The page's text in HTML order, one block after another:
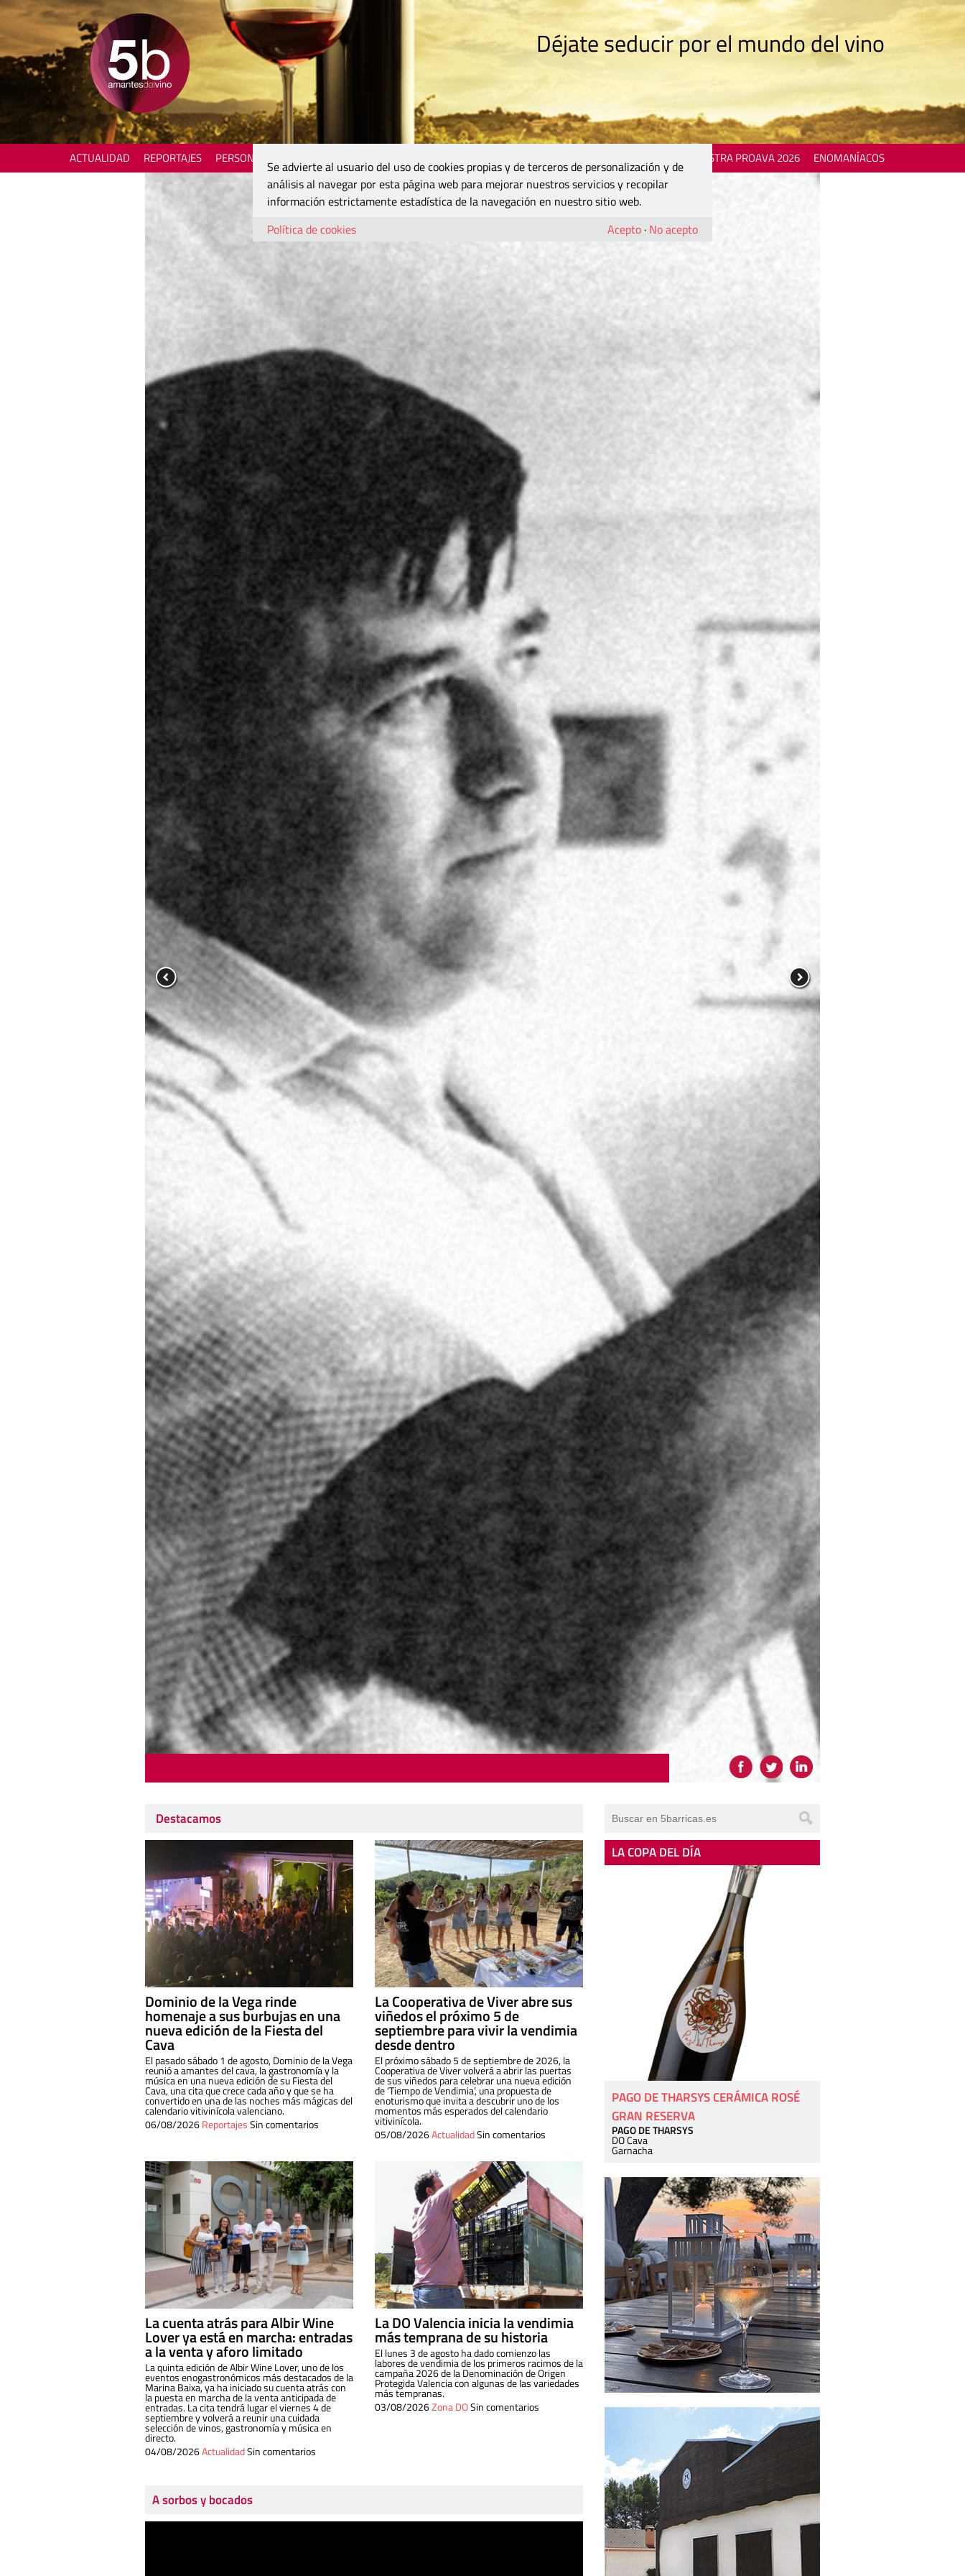
Déjate seducir por el mundo del vino
ACTUALIDAD REPORTAJES PERSONAJES MOSTRA PROAVA 2026 ENOMANÍACOS
Destacamos
Dominio de la Vega rinde
homenaje a sus burbujas en una
nueva edición de la Fiesta del
Cava
El pasado sábado 1 de agosto, Dominio de la Vega
reunió a amantes del cava, la gastronomía y la
música en una nueva edición de su Fiesta del
Cava, una cita que crece cada año y que se ha
convertido en una de las noches más mágicas del
calendario vitivinícola valenciano.
06/08/2026ReportajesSin comentarios
La Cooperativa de Viver abre sus
viñedos el próximo 5 de
septiembre para vivir la vendimia
desde dentro
El próximo sábado 5 de septiembre de 2026, la
Cooperativa de Viver volverá a abrir las puertas
de sus viñedos para celebrar una nueva edición
de ‘Tiempo de Vendimia’, una propuesta de
enoturismo que invita a descubrir uno de los
momentos más esperados del calendario
vitivinícola.
05/08/2026ActualidadSin comentarios
La cuenta atrás para Albir Wine
Lover ya está en marcha: entradas
a la venta y aforo limitado
La quinta edición de Albir Wine Lover, uno de los
eventos enogastronómicos más destacados de la
Marina Baixa, ya ha iniciado su cuenta atrás con
la puesta en marcha de la venta anticipada de
entradas. La cita tendrá lugar el viernes 4 de
septiembre y volverá a reunir una cuidada
selección de vinos, gastronomía y música en
directo.
04/08/2026ActualidadSin comentarios
La DO Valencia inicia la vendimia
más temprana de su historia
El lunes 3 de agosto ha dado comienzo las
labores de vendimia de los primeros racimos de la
campaña 2026 de la Denominación de Origen
Protegida Valencia con algunas de las variedades
más tempranas.
03/08/2026Zona DOSin comentarios
A sorbos y bocados
LA COPA DEL DÍA
PAGO DE THARSYS CERÁMICA ROSÉ
GRAN RESERVA
PAGO DE THARSYS
DO Cava
Garnacha
Se advierte al usuario del uso de cookies propias y de terceros de personalización y de
análisis al navegar por esta página web para mejorar nuestros servicios y recopilar
información estrictamente estadística de la navegación en nuestro sitio web.
Política de cookies
Acepto · No acepto